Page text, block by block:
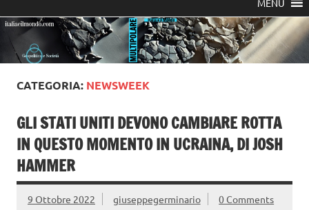
MENU
CATEGORIA: NEWSWEEK
GLI STATI UNITI DEVONO CAMBIARE ROTTA
IN QUESTO MOMENTO IN UCRAINA, DI JOSH
HAMMER
9 Ottobre 2022 giuseppegerminario 0 Comments